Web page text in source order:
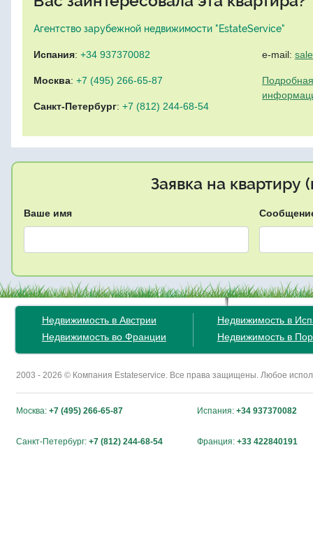
Агентство зарубежной недвижимости "EstateService"
Испания: +34 937370082
Москва: +7 (495) 266-65-87
Санкт-Петербург: +7 (812) 244-68-54
e-mail:
Заявка на квартиру
Ваше имя
Недвижимость в Австрии
Недвижимость во Франции
Недвижимость в
Недвижимость в
2003 - 2026 © Компания Estateservice. Все права защищены. Любое
Москва: +7 (495) 266-65-87 Испания: +34 937370082
Санкт-Петербург: +7 (812) 244-68-54 Франция: +33 422840191